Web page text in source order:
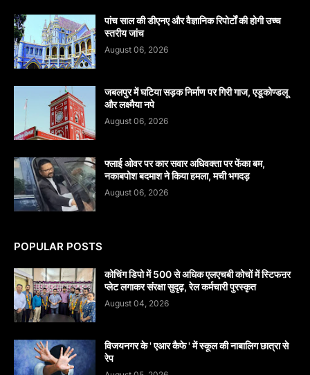
पांच साल की डीएनए और वैज्ञानिक रिपोर्टों की होगी उच्च
स्तरीय जांच
August 06, 2026
जबलपुर में घटिया सड़क निर्माण पर गिरी गाज, एडूकोण्डलू
और लक्ष्मैया नपे
August 06, 2026
फ्लाई ओवर पर कार सवार अधिवक्ता पर फेंका बम,
नकाबपोश बदमाश ने किया हमला, मची भगदड़
August 06, 2026
POPULAR POSTS
कोचिंग डिपो में 500 से अधिक एलएचबी कोचों में स्टिफऩर
प्लेट लगाकर संरक्षा सुदृढ़, रेल कर्मचारी पुरस्कृत
August 04, 2026
विजयनगर के ' एआर कैफे ' में स्कूल की नाबालिग छात्रा से
रेप